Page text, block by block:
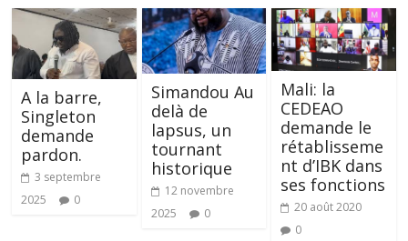
A la barre,
Singleton
demande
pardon.
3 septembre
2025
0
Simandou Au
delà de
lapsus, un
tournant
historique
12 novembre
2025
0
Mali: la
CEDEAO
demande le
rétablisseme
nt d’IBK dans
ses fonctions
20 août 2020
0